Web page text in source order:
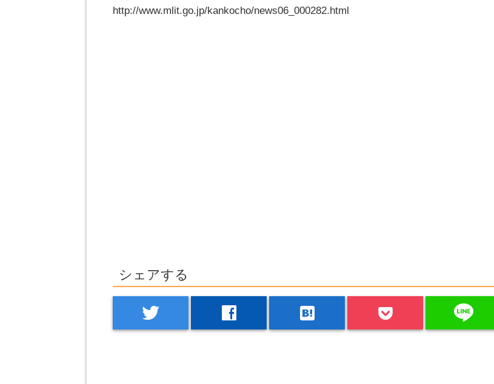
http://www.mlit.go.jp/kankocho/news06_000282.html
シェアする
twitter facebook hatenabookmark line